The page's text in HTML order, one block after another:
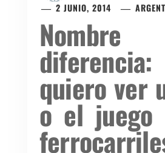
2 JUNIO, 2014
quiero ver
o el juego